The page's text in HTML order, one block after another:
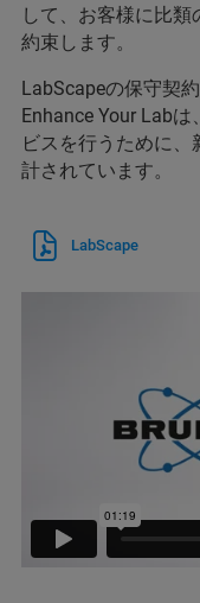
して、お客様に比
約束します。
LabScapeの保守契
Enhance Your Lab
ビスを行うために
計されています。
LabScape